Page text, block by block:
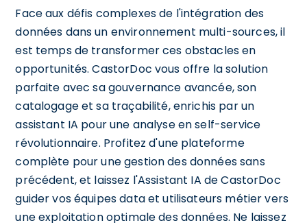
Face aux défis complexes de l'intégration des
données dans un environnement multi-sources, il
est temps de transformer ces obstacles en
opportunités. CastorDoc vous offre la solution
parfaite avec sa gouvernance avancée, son
catalogage et sa traçabilité, enrichis par un
assistant IA pour une analyse en self-service
révolutionnaire. Profitez d'une plateforme
complète pour une gestion des données sans
précédent, et laissez l'Assistant IA de CastorDoc
guider vos équipes data et utilisateurs métier vers
une exploitation optimale des données. Ne laissez